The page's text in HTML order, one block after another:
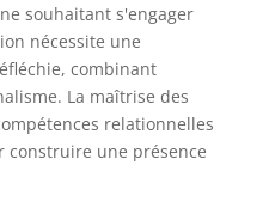
souhaitant s'engager
nécessite une
combinant
La maîtrise des
relationnelles
construire une présence